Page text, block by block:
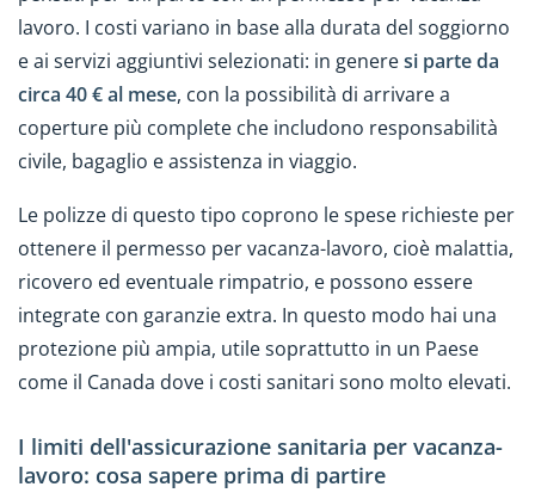
lavoro. I costi variano in base alla durata del soggiorno
e ai servizi aggiuntivi selezionati: in generesi parte da
circa 40 € al mese, con la possibilità di arrivare a
coperture più complete che includono responsabilità
civile, bagaglio e assistenza in viaggio.
Le polizze di questo tipo coprono le spese richieste per
ottenere il permesso per vacanza-lavoro, cioè malattia,
ricovero ed eventuale rimpatrio, e possono essere
integrate con garanzie extra. In questo modo hai una
protezione più ampia, utile soprattutto in un Paese
come il Canada dove i costi sanitari sono molto elevati.
I limiti dell'assicurazione sanitaria per vacanza-
lavoro: cosa sapere prima di partire